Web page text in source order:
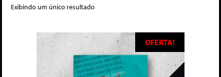
Exibindo um único resultado
OFERTA!